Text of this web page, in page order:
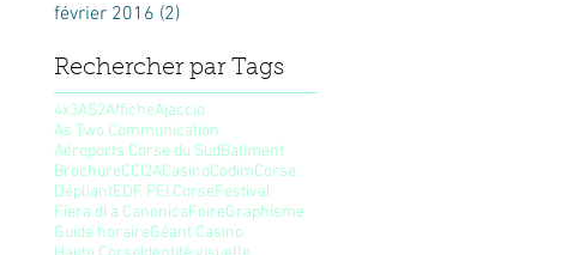
février 2016 (2)
Rechercher par Tags
4x3AS2AfficheAjaccio
As Two Communication
Aéroports Corse du SudBatiment
BrochureCCI2ACasinoCodimCorse
DépliantEDF PEI CorseFestival
Fiera di a CanonicaFoireGraphisme
Guide horaireGéant Casino